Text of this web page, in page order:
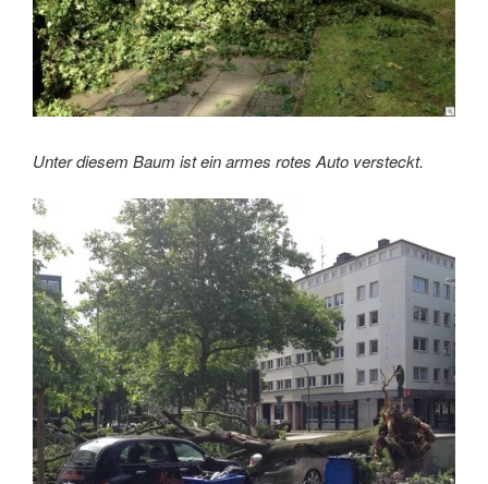
Unter diesem Baum ist ein armes rotes Auto versteckt.